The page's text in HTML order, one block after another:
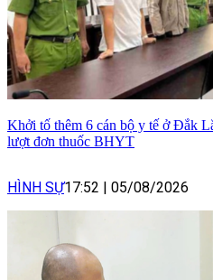
Khởi tố thêm 6 cán bộ y tế ở Đắk
lượt đơn thuốc BHYT
HÌNH SỰ17:52 05/08/2026